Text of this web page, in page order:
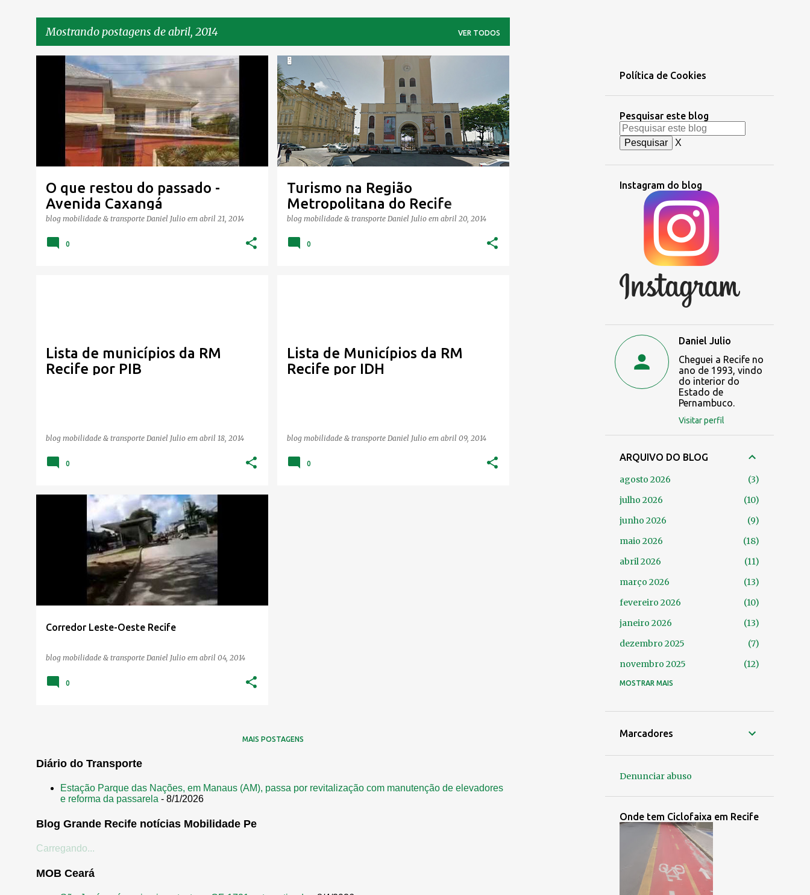
Mostrando postagens de abril, 2014 VER TODOS
O que restou do passado -
Avenida Caxangá
blog mobilidade & transporte Daniel Julio em abril 21, 2014
0
Turismo na Região
Metropolitana do Recife
blog mobilidade & transporte Daniel Julio em abril 20, 2014
0
Lista de municípios da RM
Recife por PIB
blog mobilidade & transporte Daniel Julio em abril 18, 2014
0
Lista de Municípios da RM
Recife por IDH
blog mobilidade & transporte Daniel Julio em abril 09, 2014
0
Corredor Leste-Oeste Recife
blog mobilidade & transporte Daniel Julio em abril 04, 2014
0
MAIS POSTAGENS
Diário do Transporte
Estação Parque das Nações, em Manaus (AM), passa por revitalização com manutenção de elevadores
e reforma da passarela - 8/1/2026
Blog Grande Recife notícias Mobilidade Pe
Carregando...
MOB Ceará
Política de Cookies
Pesquisar este blog
X
Instagram do blog
Daniel Julio
Cheguei a Recife no
ano de 1993, vindo
do interior do
Estado de
Pernambuco.
Visitar perfil
ARQUIVO DO BLOG
agosto 2026
3
julho 2026
10
junho 2026
9
maio 2026
18
abril 2026
11
março 2026
13
fevereiro 2026
10
janeiro 2026
13
dezembro 2025
7
novembro 2025
12
outubro 2025
março 2025
fevereiro 2025
janeiro 2025
dezembro 2024
MOSTRAR MAIS
Marcadores
Denunciar abuso
Onde tem Ciclofaixa em Recife